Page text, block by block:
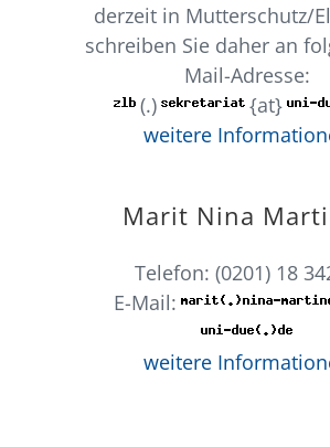
derzeit in Mutterschutz/
schreiben Sie daher an
Mail-Adresse:
(.)
{at}
weitere
Marit Nina
Telefon: (0201) 18
E-Mail:
weitere